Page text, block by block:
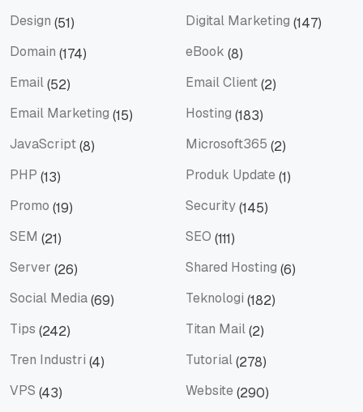
Design (51) Digital Marketing (147)
Domain (174) eBook (8)
Email(52) Email Client(2)
Email Marketing (15) Hosting (183)
JavaScript(8) Microsoft365 (2)
PHP (13) Produk Update (1)
Promo (19) Security(145)
SEM (21) SEO (111)
Server (26) Shared Hosting (6)
Social Media(69) Teknologi (182)
Tips (242) Titan Mail(2)
Tren Industri (4) Tutorial(278)
VPS (43) Website (290)